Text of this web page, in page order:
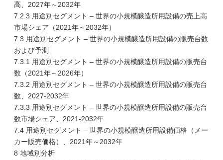
高、2027年～2032年
7.2.3 用途別セグメント – 世界の小規模醸造所用設備の売上高
市場シェア（2021年～2032年）
7.3 用途別セグメント – 世界の小規模醸造所用設備の販売台数
および予測
7.3.1 用途別セグメント – 世界の小規模醸造所用設備の販売台
数（2021年～2026年）
7.3.2 用途別セグメント – 世界の小規模醸造所用設備の販売台
数、2027-2032年
7.3.3 用途別セグメント – 世界の小規模醸造所用設備の販売台
数市場シェア、2021-2032年
7.4 用途別セグメント – 世界の小規模醸造所用設備価格（メー
カー販売価格）、2021年～2032年
8 地域別分析